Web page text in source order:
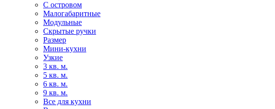
С островом
Малогабаритные
Модульные
Скрытые ручки
Размер
Мини-кухни
Узкие
3 кв. м.
5 кв. м.
6 кв. м.
9 кв. м.
Все для кухни